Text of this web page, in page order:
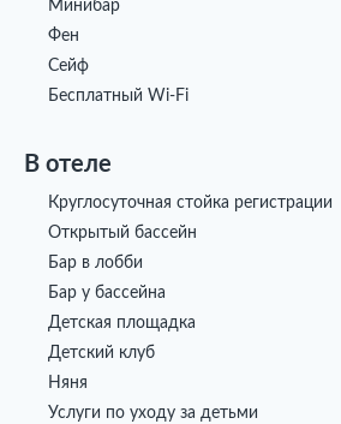
Минибар
Фен
Сейф
Бесплатный Wi-Fi
В отеле
Круглосуточная стойка регистрации
Открытый бассейн
Бар в лобби
Бар у бассейна
Детская площадка
Детский клуб
Няня
Услуги по уходу за детьми